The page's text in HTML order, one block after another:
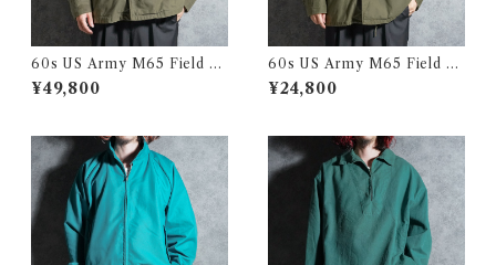
60s US Army M65 Field Ja
cket 1st model アメリカ軍 M
65 フィールド ジャケット
¥49,800
60s US Army M65 Field Ja
cket 2nd model アメリカ軍
M65 フィールド ジャケット 1
¥24,800